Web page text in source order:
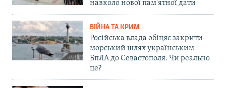
навколо нової пам'ятної дати
ВІЙНА ТА КРИМ
Російська влада обіцяє закрити
морський шлях українським
БпЛА до Севастополя. Чи реально
це?